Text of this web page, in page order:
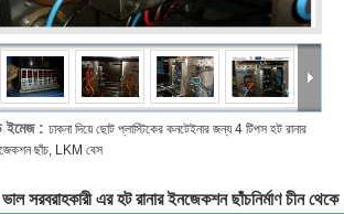
ইমেজ : ঢাকনা দিয়ে ছোট প্লাস্টিকের কনটেইনার জন্য 4 টিপস হট রানার
ছাঁচ, LKM বেস
সরবরাহকারী এর হট রানার ইনজেকশন ছাঁচনির্মাণ চীন থেকে